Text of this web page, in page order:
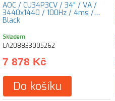
AOC / CU34P3CV / 34" / VA /
3440x1440 / 100Hz / 4ms /
Black
Skladem
LA208833005262
7 878 Kč
Do košíku